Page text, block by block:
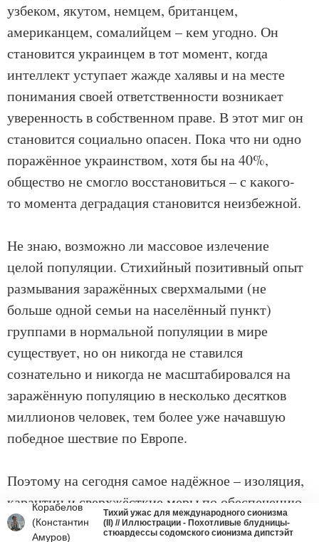
Корабелов
(Константин
Амуров)
Тихий ужас для международного сионизма
(II) // Иллюстрации - Похотливые блудницы-
стюардессы содомского сионизма дипстэйт
узбеком, якутом, немцем, британцем,
американцем, сомалийцем – кем угодно. Он
становится украинцем в тот момент, когда
интеллект уступает жажде халявы и на месте
понимания своей ответственности возникает
уверенность в собственном праве. В этот миг он
становится социально опасен. Пока что ни одно
поражённое украинством, хотя бы на 40%,
общество не смогло восстановиться – с какого-
то момента деградация становится неизбежной.
Не знаю, возможно ли массовое излечение
целой популяции. Стихийный позитивный опыт
размывания заражённых сверхмалыми (не
больше одной семьи на населённый пункт)
группами в нормальной популяции в мире
существует, но он никогда не ставился
сознательно и никогда не масштабировался на
заражённую популяцию в несколько десятков
миллионов человек, тем более уже начавшую
победное шествие по Европе.
Поэтому на сегодня самое надёжное – изоляция,
карантин и сверхжёсткие меры по обеспечению
безопасности контактов с заражёнными.